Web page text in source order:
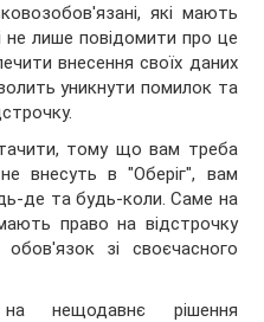
які мають
не лише повідомити про це
внесення своїх даних
уникнути помилок та
тому що вам треба
внесуть в "Оберіг", вам
де та будь-коли. Саме на
право на відстрочку
зі своєчасного
нещодавнє рішення